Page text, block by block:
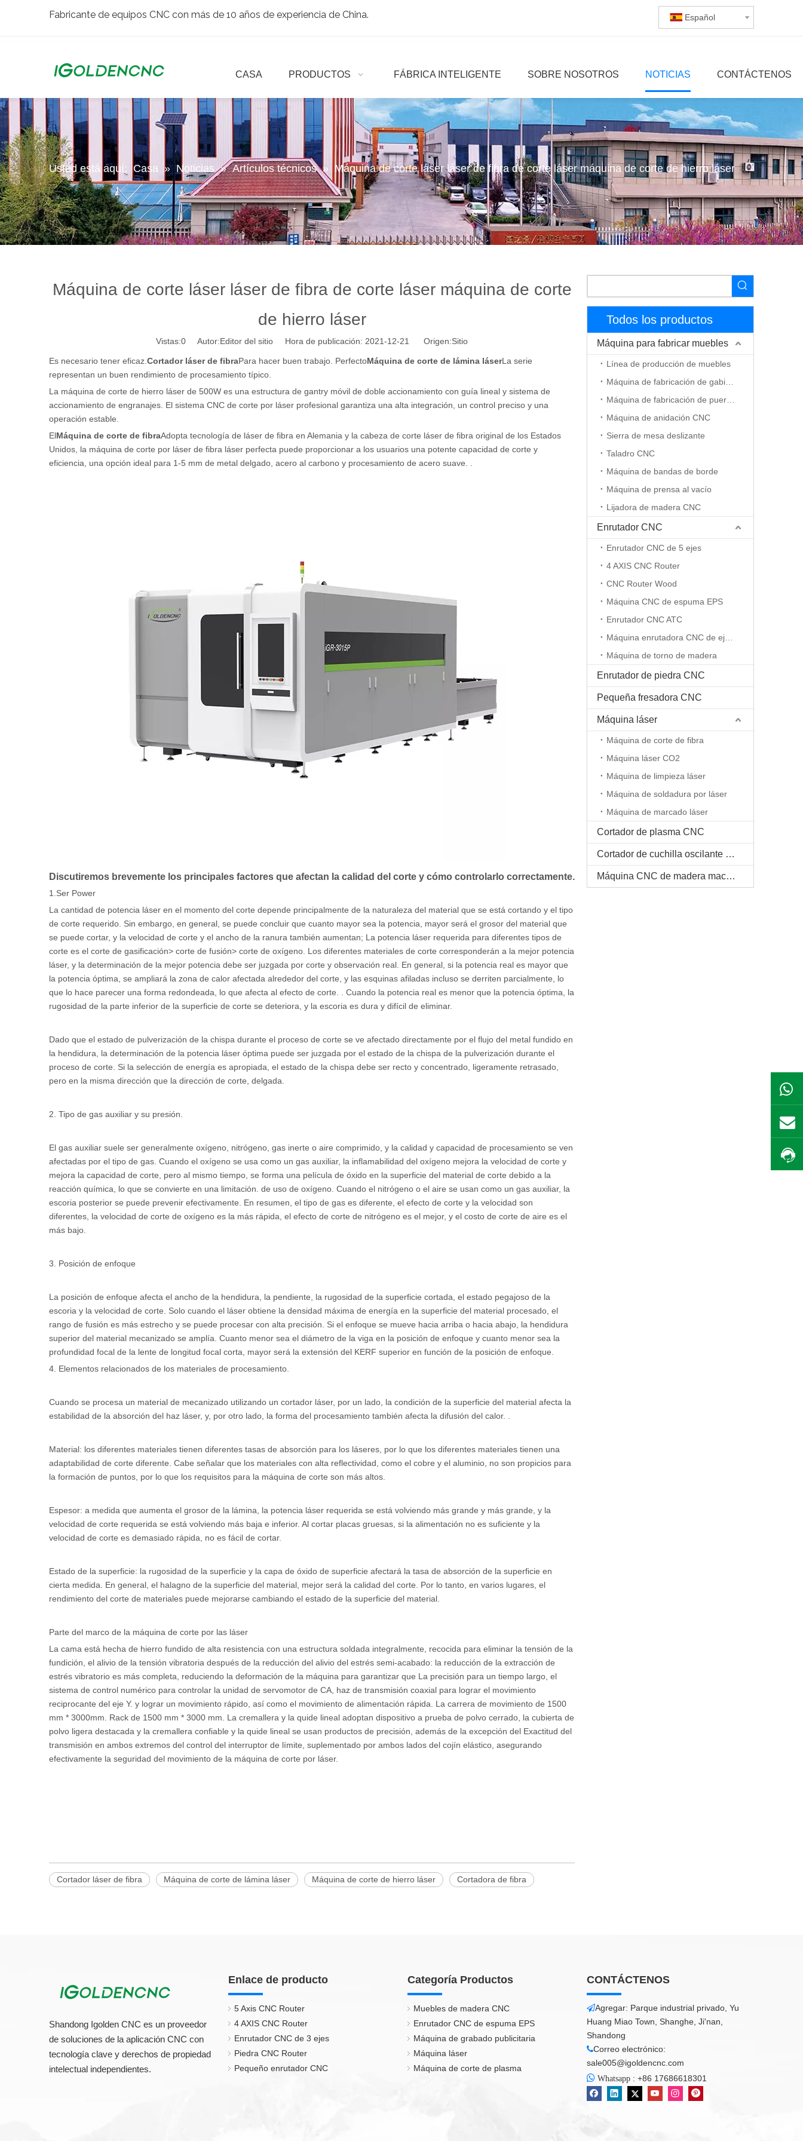
Fabricante de equipos CNC con más de 10 años de experiencia de China. Español
CASA PRODUCTOS FÁBRICA INTELIGENTE SOBRE NOSOTROS NOTICIAS CONTÁCTENOS
Usted está aquí: Casa » Noticias » Artículos técnicos » Máquina de corte láser láser de fibra de corte láser máquina de corte de hierro láser
Máquina de corte láser láser de fibra de corte láser máquina de corte
de hierro láser
Vistas:0 Autor:Editor del sitio Hora de publicación: 2021-12-21 Origen:Sitio
Es necesario tener eficaz. Cortador láser de fibraPara hacer buen trabajo. PerfectoMáquina de corte de lámina láserLa serie
representan un buen rendimiento de procesamiento típico.
La máquina de corte de hierro láser de 500W es una estructura de gantry móvil de doble accionamiento con guía lineal y sistema de
accionamiento de engranajes. El sistema CNC de corte por láser profesional garantiza una alta integración, un control preciso y una
operación estable.
ElMáquina de corte de fibraAdopta tecnología de láser de fibra en Alemania y la cabeza de corte láser de fibra original de los Estados
Unidos, la máquina de corte por láser de fibra láser perfecta puede proporcionar a los usuarios una potente capacidad de corte y
eficiencia, una opción ideal para 1-5 mm de metal delgado, acero al carbono y procesamiento de acero suave. .
Discutiremos brevemente los principales factores que afectan la calidad del corte y cómo controlarlo correctamente.
1.Ser Power
La cantidad de potencia láser en el momento del corte depende principalmente de la naturaleza del material que se está cortando y el tipo
de corte requerido. Sin embargo, en general, se puede concluir que cuanto mayor sea la potencia, mayor será el grosor del material que
se puede cortar, y la velocidad de corte y el ancho de la ranura también aumentan; La potencia láser requerida para diferentes tipos de
corte es el corte de gasificación> corte de fusión> corte de oxígeno. Los diferentes materiales de corte corresponderán a la mejor potencia
láser, y la determinación de la mejor potencia debe ser juzgada por corte y observación real. En general, si la potencia real es mayor que
la potencia óptima, se ampliará la zona de calor afectada alrededor del corte, y las esquinas afiladas incluso se derriten parcialmente, lo
que lo hace parecer una forma redondeada, lo que afecta al efecto de corte. . Cuando la potencia real es menor que la potencia óptima, la
rugosidad de la parte inferior de la superficie de corte se deteriora, y la escoria es dura y difícil de eliminar.
Dado que el estado de pulverización de la chispa durante el proceso de corte se ve afectado directamente por el flujo del metal fundido en
la hendidura, la determinación de la potencia láser óptima puede ser juzgada por el estado de la chispa de la pulverización durante el
proceso de corte. Si la selección de energía es apropiada, el estado de la chispa debe ser recto y concentrado, ligeramente retrasado,
pero en la misma dirección que la dirección de corte, delgada.
2. Tipo de gas auxiliar y su presión.
El gas auxiliar suele ser generalmente oxígeno, nitrógeno, gas inerte o aire comprimido, y la calidad y capacidad de procesamiento se ven
afectadas por el tipo de gas. Cuando el oxígeno se usa como un gas auxiliar, la inflamabilidad del oxígeno mejora la velocidad de corte y
mejora la capacidad de corte, pero al mismo tiempo, se forma una película de óxido en la superficie del material de corte debido a la
reacción química, lo que se convierte en una limitación. de uso de oxígeno. Cuando el nitrógeno o el aire se usan como un gas auxiliar, la
escoria posterior se puede prevenir efectivamente. En resumen, el tipo de gas es diferente, el efecto de corte y la velocidad son
diferentes, la velocidad de corte de oxígeno es la más rápida, el efecto de corte de nitrógeno es el mejor, y el costo de corte de aire es el
más bajo.
3. Posición de enfoque
La posición de enfoque afecta el ancho de la hendidura, la pendiente, la rugosidad de la superficie cortada, el estado pegajoso de la
escoria y la velocidad de corte. Solo cuando el láser obtiene la densidad máxima de energía en la superficie del material procesado, el
rango de fusión es más estrecho y se puede procesar con alta precisión. Si el enfoque se mueve hacia arriba o hacia abajo, la hendidura
superior del material mecanizado se amplía. Cuanto menor sea el diámetro de la viga en la posición de enfoque y cuanto menor sea la
profundidad focal de la lente de longitud focal corta, mayor será la extensión del KERF superior en función de la posición de enfoque.
4. Elementos relacionados de los materiales de procesamiento.
Cuando se procesa un material de mecanizado utilizando un cortador láser, por un lado, la condición de la superficie del material afecta la
estabilidad de la absorción del haz láser, y, por otro lado, la forma del procesamiento también afecta la difusión del calor. .
Material: los diferentes materiales tienen diferentes tasas de absorción para los láseres, por lo que los diferentes materiales tienen una
adaptabilidad de corte diferente. Cabe señalar que los materiales con alta reflectividad, como el cobre y el aluminio, no son propicios para
la formación de puntos, por lo que los requisitos para la máquina de corte son más altos.
Espesor: a medida que aumenta el grosor de la lámina, la potencia láser requerida se está volviendo más grande y más grande, y la
velocidad de corte requerida se está volviendo más baja e inferior. Al cortar placas gruesas, si la alimentación no es suficiente y la
velocidad de corte es demasiado rápida, no es fácil de cortar.
Estado de la superficie: la rugosidad de la superficie y la capa de óxido de superficie afectará la tasa de absorción de la superficie en
cierta medida. En general, el halagno de la superficie del material, mejor será la calidad del corte. Por lo tanto, en varios lugares, el
rendimiento del corte de materiales puede mejorarse cambiando el estado de la superficie del material.
Parte del marco de la máquina de corte por las láser
La cama está hecha de hierro fundido de alta resistencia con una estructura soldada integralmente, recocida para eliminar la tensión de la
fundición, el alivio de la tensión vibratoria después de la reducción del alivio del estrés semi-acabado: la reducción de la extracción de
estrés vibratorio es más completa, reduciendo la deformación de la máquina para garantizar que La precisión para un tiempo largo, el
sistema de control numérico para controlar la unidad de servomotor de CA, haz de transmisión coaxial para lograr el movimiento
reciprocante del eje Y. y lograr un movimiento rápido, así como el movimiento de alimentación rápida. La carrera de movimiento de 1500
mm * 3000mm. Rack de 1500 mm * 3000 mm. La cremallera y la quide lineal adoptan dispositivo a prueba de polvo cerrado, la cubierta de
polvo ligera destacada y la cremallera confiable y la quide lineal se usan productos de precisión, además de la excepción del Exactitud del
transmisión en ambos extremos del control del interruptor de límite, suplementado por ambos lados del cojín elástico, asegurando
efectivamente la seguridad del movimiento de la máquina de corte por láser.
Cortador láser de fibra Máquina de corte de lámina láser Máquina de corte de hierro láser Cortadora de fibra
Todos los productos
Máquina para fabricar muebles
Línea de producción de muebles
Máquina de anidación CNC
Sierra de mesa deslizante
Taladro CNC
Máquina de bandas de borde
Máquina de prensa al vacío
Lijadora de madera CNC
Enrutador CNC
Enrutador CNC de 5 ejes
4 AXIS CNC Router
CNC Router Wood
Máquina CNC de espuma EPS
Enrutador CNC ATC
Máquina de torno de madera
Enrutador de piedra CNC
Pequeña fresadora CNC
Máquina láser
Máquina de corte de fibra
Máquina láser CO2
Máquina de limpieza láser
Máquina de soldadura por láser
Máquina de marcado láser
Cortador de plasma CNC
Cortador de cuchilla oscilante CNC
Máquina CNC de madera maciza
Shandong Igolden CNC es un proveedor
de soluciones de la aplicación CNC con
tecnología clave y derechos de propiedad
intelectual independientes.
Enlace de producto
5 Axis CNC Router
4 AXIS CNC Router
Enrutador CNC de 3 ejes
Piedra CNC Router
Pequeño enrutador CNC
Categoría Productos
Muebles de madera CNC
Enrutador CNC de espuma EPS
Máquina de grabado publicitaria
Máquina láser
Máquina de corte de plasma
CONTÁCTENOS
Agregar: Parque industrial privado, Yu
Huang Miao Town, Shanghe, Ji'nan,
Shandong
Correo electrónico:
sale005@igoldencnc.com
 Whatsapp : +86 17686618301